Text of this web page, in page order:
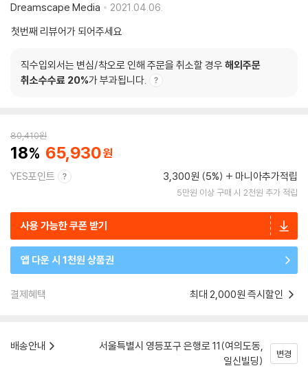
Dreamscape Media
2021.04.06.
첫번째 리뷰어가 되어주세요
직수입외서는 변심/착오로 인해 주문을 취소할 경우 해외주문
취소수수료 20%가 부과됩니다.
80,410원
18 65,930
YES포인트 3,300원 (5%) 마니아추가적립
5만원 이상 구매 시 2천원 추가 적립
사용 가능한 쿠폰 받기
앱 다운 시 1천원 상품권
결제혜택 최대 2,000원 즉시할인
배송안내
서울특별시 영등포구 은행로 11(여의도동,
일신빌딩)
변경